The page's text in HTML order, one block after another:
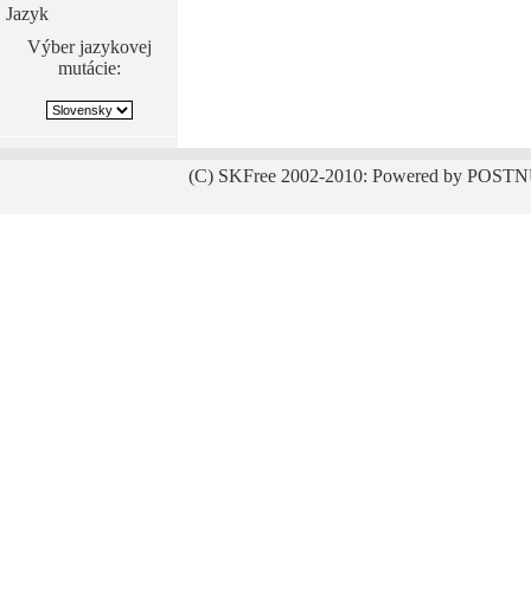
Jazyk
Výber jazykovej
mutácie:
(C) SKFree 2002-2010: Powered by